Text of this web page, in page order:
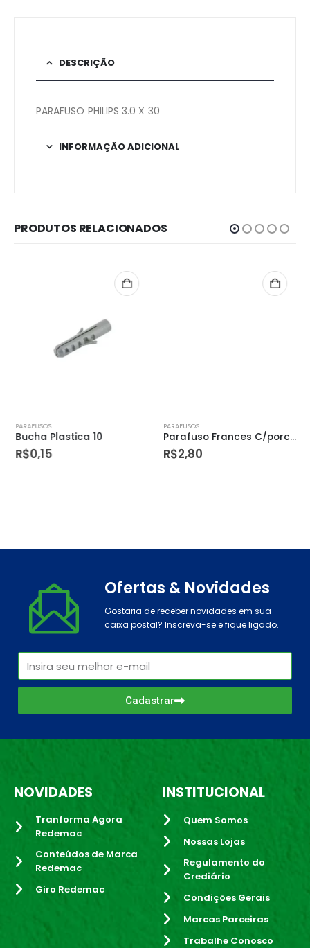
DESCRIÇÃO
PARAFUSO PHILIPS 3.0 X 30
INFORMAÇÃO ADICIONAL
PRODUTOS RELACIONADOS
PARAFUSOS
Bucha Plastica 10
R$0,15
PARAFUSOS
Parafuso Frances C/porca (b) 5/16 X 4 1/2
R$2,80
Ofertas & Novidades
Gostaria de receber novidades em sua
caixa postal? Inscreva-se e fique ligado.
Cadastrar
NOVIDADES
Tranforma Agora
Redemac
Conteúdos de Marca
Redemac
Giro Redemac
INSTITUCIONAL
Quem Somos
Nossas Lojas
Regulamento do
Crediário
Condições Gerais
Marcas Parceiras
Trabalhe Conosco